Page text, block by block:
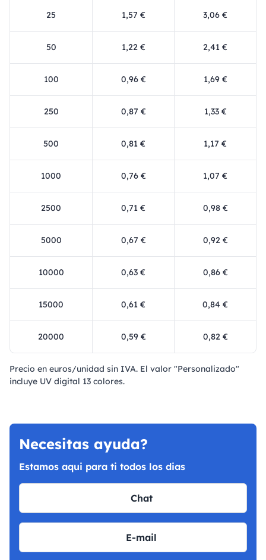
25 1,57 € 3,06 €
50 1,22 € 2,41 €
100 0,96 € 1,69 €
250 0,87 € 1,33 €
500 0,81 € 1,17 €
1000 0,76 € 1,07 €
2500 0,71 € 0,98 €
5000 0,67 € 0,92 €
10000 0,63 € 0,86 €
15000 0,61 € 0,84 €
20000 0,59 € 0,82 €
Precio en euros/unidad sin IVA. El valor "Personalizado"
incluye UV digital 13 colores.
Necesitas ayuda?
Estamos aqui para ti todos los dias
Chat
E-mail